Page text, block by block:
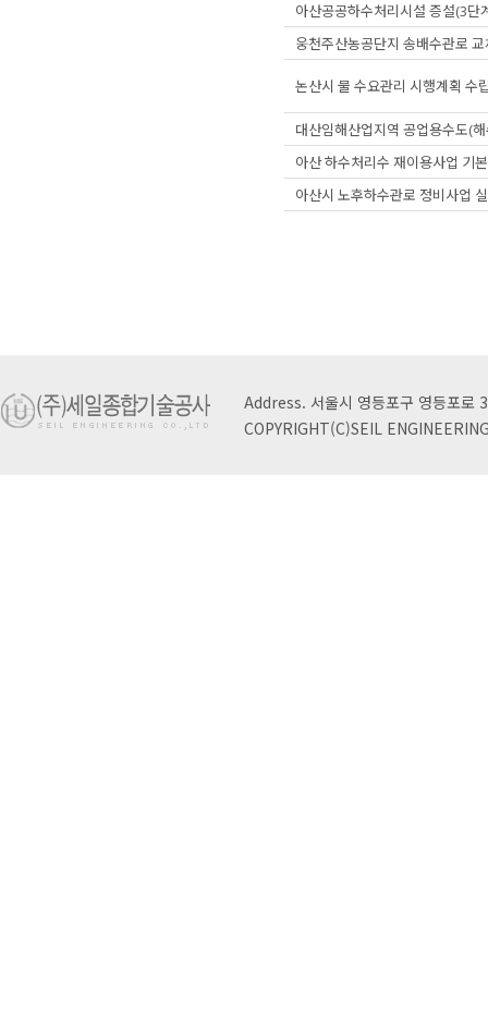
아산공공하수처리시설 증설(3단
웅천주산농공단지 송배수관로
논산시 물 수요관리 시행계획 수
대산임해산업지역 공업용수도(
아산 하수처리수 재이용사업 기
아산시 노후하수관로 정비사업
Address. 서울시 영등포구 영등포로
COPYRIGHT(C)SEIL